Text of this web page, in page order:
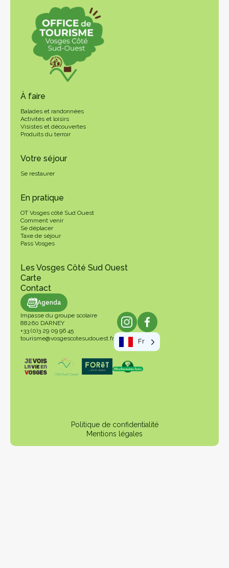
À faire
Balades et randonnées
Activités et loisirs
Visistes et découvertes
Produits du terroir
Votre séjour
Se restaurer
En pratique
OT Vosges côté Sud Ouest
Comment venir
Se déplacer
Taxe de séjour
Pass Vosges
Les Vosges Côté Sud Ouest
Carte
Contact
Agenda
Impasse du groupe scolaire
88260 DARNEY
+33 (0)3 29 09 96 45
tourisme@vosgescotesudouest.fr
Fr
Politique de confidentialité
Mentions légales